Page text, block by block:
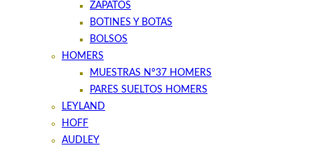
ZAPATOS
BOTINES Y BOTAS
BOLSOS
HOMERS
MUESTRAS Nº37 HOMERS
PARES SUELTOS HOMERS
LEYLAND
HOFF
AUDLEY